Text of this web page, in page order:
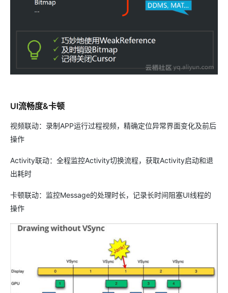
UI流畅度&卡顿
视频联动：录制APP运行过程视频，精确定位异常界面变化及前后
操作
Activity联动：全程监控Activity切换流程，获取Activity启动和退
出耗时
卡顿联动：监控Message的处理时长，记录长时间阻塞UI线程的
操作